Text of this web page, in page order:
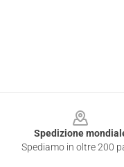
Spedizione
Spediamo in oltre 200